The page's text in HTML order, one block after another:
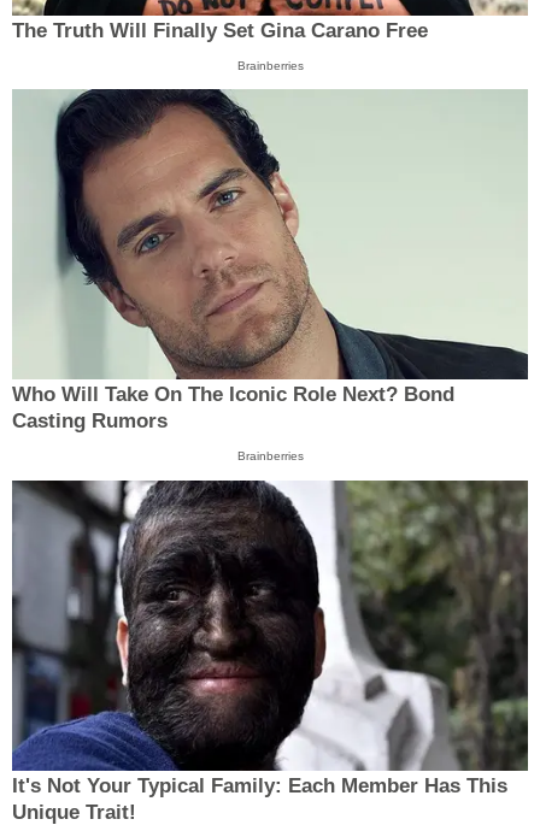
The Truth Will Finally Set Gina Carano Free
Brainberries
Who Will Take On The Iconic Role Next? Bond
Casting Rumors
Brainberries
It's Not Your Typical Family: Each Member Has This
Unique Trait!